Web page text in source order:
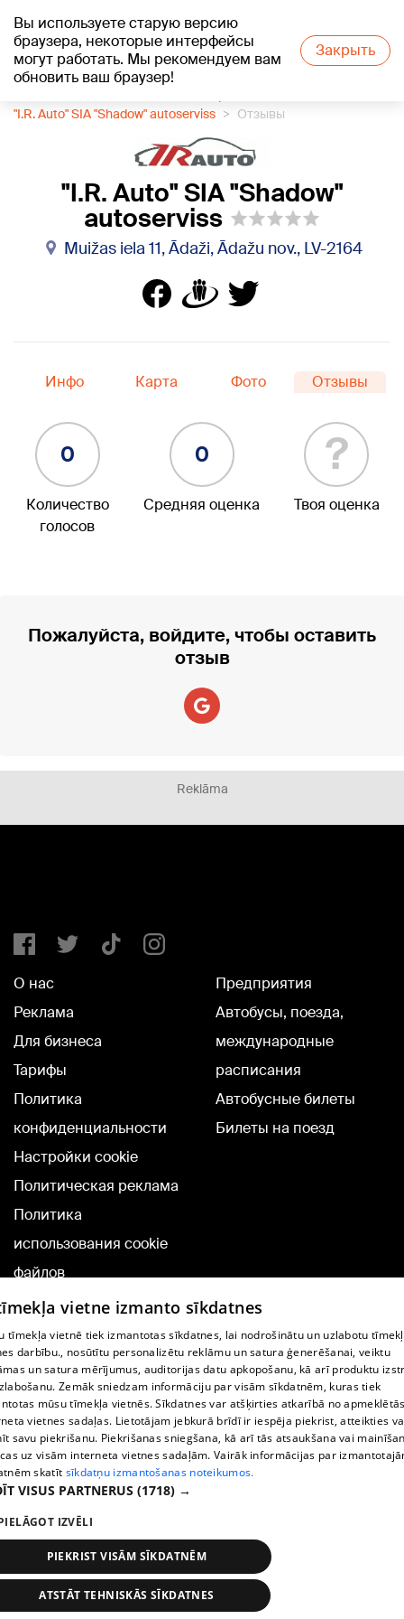
Вы используете старую версию
браузера, некоторые интерфейсы
могут работать. Мы рекомендуем вам
обновить ваш браузер!
Закрыть
+21°C
"I.R. Auto" SIA "Shadow" autoserviss
Отзывы
"I.R. Auto" SIA "Shadow"
autoserviss
Muižas iela 11, Ādaži, Ādažu nov., LV-2164
Инфо Карта Фото Отзывы
0
Количество
голосов
0
Средняя оценка
?
Твоя оценка
Пожалуйста, войдите, чтобы оставить
отзыв
Reklāma
О нас
Реклама
Для бизнеса
Тарифы
Политика
конфиденциальности
Настройки cookie
Политическая реклама
Политика
использования cookie
файлов
Добавление
комментариев
Предприятия
Автобусы, поезда,
международные
расписания
Автобусные билеты
Билеты на поезд
TВ-программа
Условия договора
360 Ziņu kontakti
Helio Media
Служба помощи портала: э-почта -
All rights reserved.
Новости Искать 1188 play Транспорт
vietne izmanto sīkdatnes
tīmekļa vietnē tiek izmantotas sīkdatnes, lai nodrošinātu un uzlabotu
darbību., nosūtītu personalizētu reklāmu un satura ģenerēšanai, veiktu
un satura mērījumus, auditorijas datu apkopošanu, kā arī produktu
Zemāk sniedzam informāciju par visām sīkdatnēm, kuras tiek
mūsu tīmekļa vietnēs. Sīkdatnes var atšķirties atkarībā no
vietnes sadaļas. Lietotājam jebkurā brīdī ir iespēja piekrist, atteikties
savu piekrišanu. Piekrišanas sniegšana, kā arī tās atsaukšana vai
uz visām interneta vietnes sadaļām. Vairāk informācijas par
skatīt sīkdatņu izmantošanas noteikumos.
VISUS PARTNERUS (1718) →
IZVĒLI
PIEKRIST VISĀM SĪKDATNĒM
ATSTĀT TEHNISKĀS SĪKDATNES